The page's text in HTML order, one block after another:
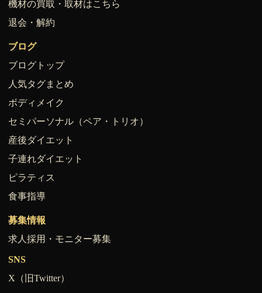
機材の買取・取材はこちら
退会・解約
ブログ
ブログトップ
人気タグまとめ
ボディメイク
セミパーソナル（ペア・トリオ）
産後ダイエット
子連れダイエット
ピラティス
食事指導
募集情報
求人採用・モニター募集
SNS
X（旧Twitter）